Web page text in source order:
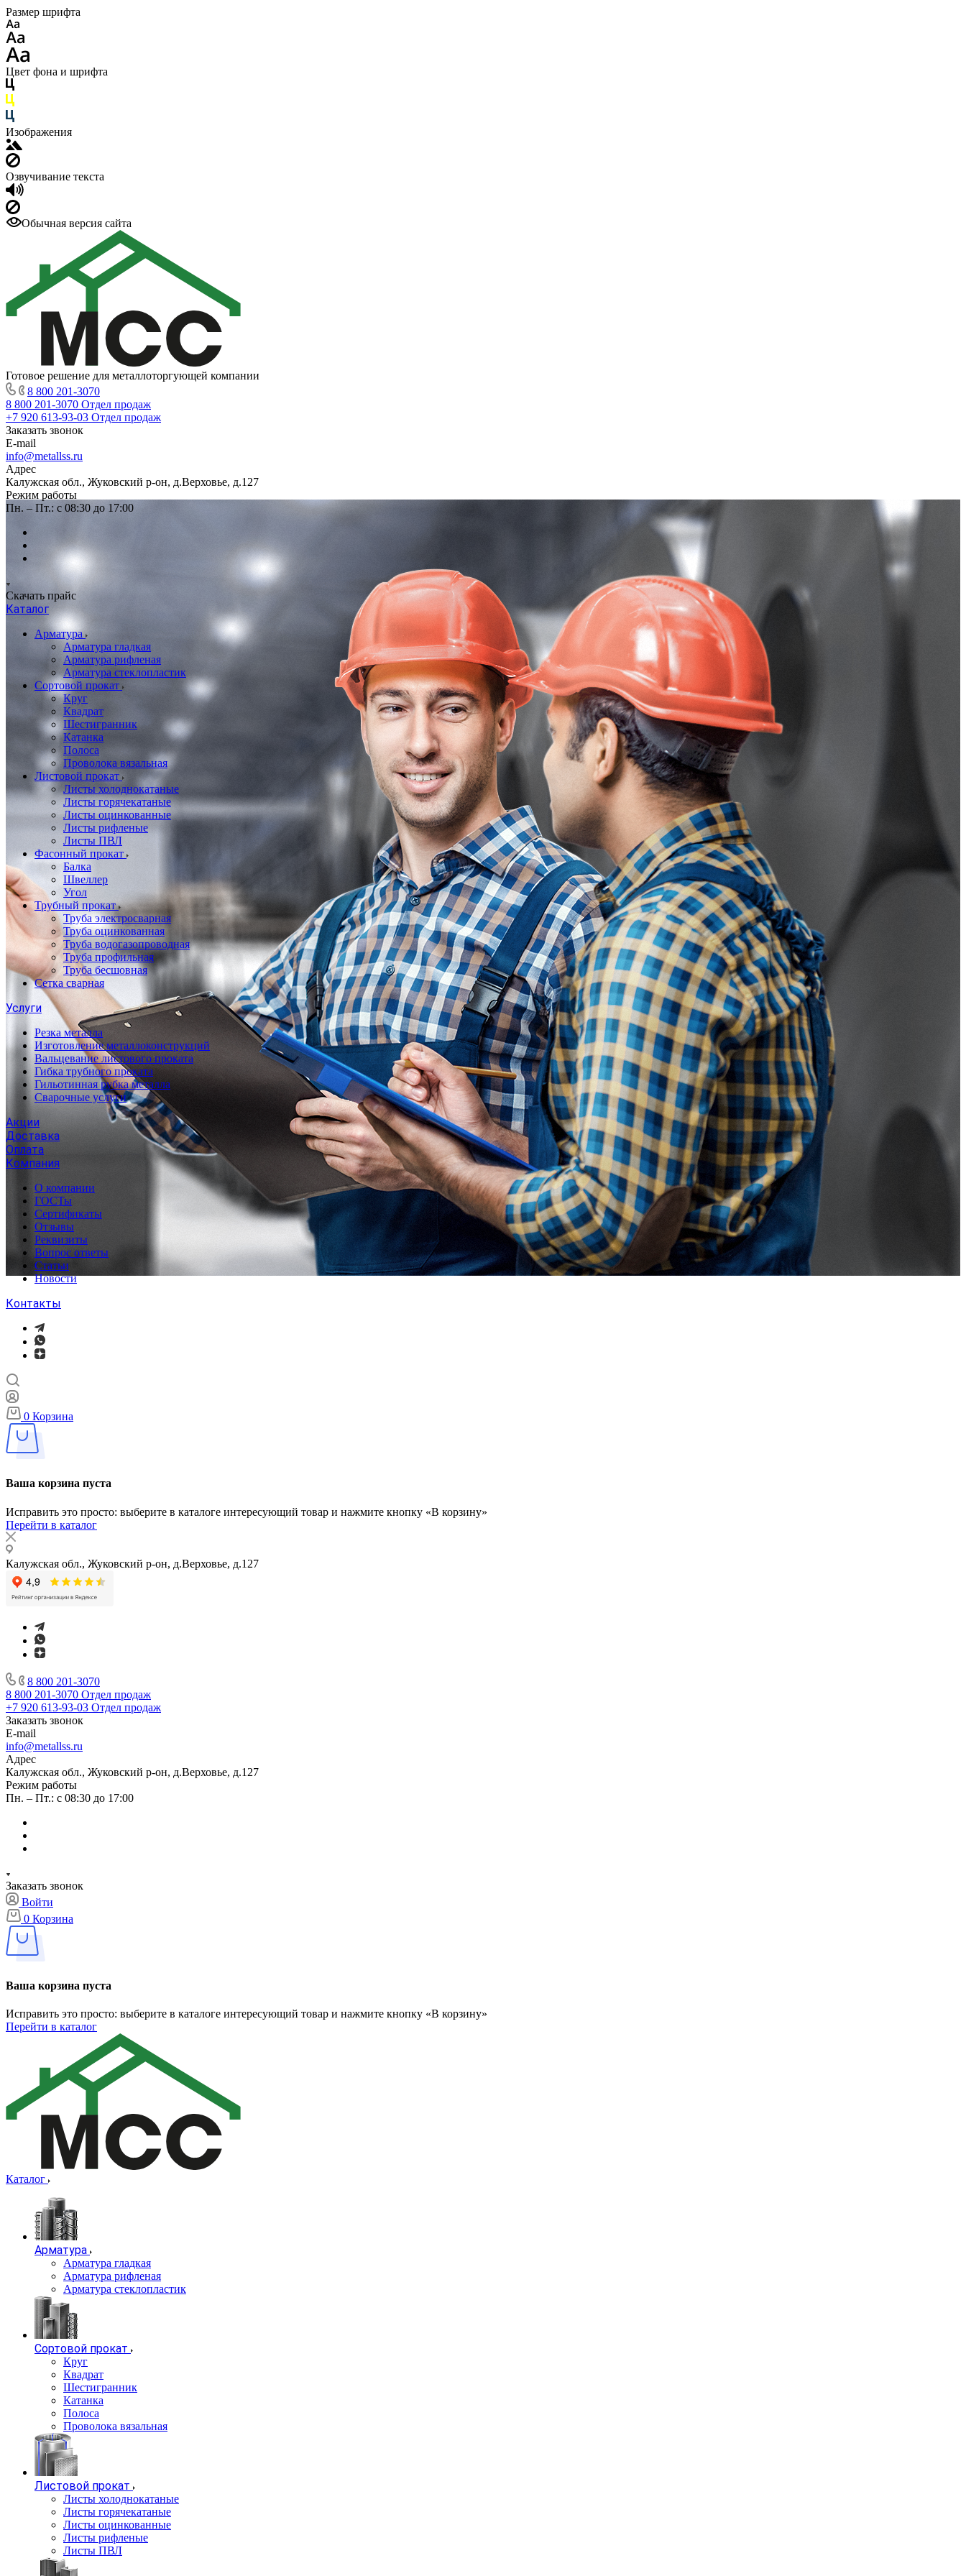
Размер шрифта
Цвет фона и шрифта
Изображения
Озвучивание текста
Обычная версия сайта
Готовое решение для металлоторгующей компании
8 800 201-3070
8 800 201-3070 Отдел продаж
+7 920 613-93-03 Отдел продаж
Заказать звонок
E-mail
info@metallss.ru
Адрес
Калужская обл., Жуковский р-он, д.Верховье, д.127
Режим работы
Пн. – Пт.: с 08:30 до 17:00
Скачать прайс
Каталог
Арматура
Арматура гладкая
Арматура рифленая
Арматура стеклопластик
Сортовой прокат
Круг
Квадрат
Шестигранник
Катанка
Полоса
Проволока вязальная
Листовой прокат
Листы холоднокатаные
Листы горячекатаные
Листы оцинкованные
Листы рифленые
Листы ПВЛ
Фасонный прокат
Балка
Швеллер
Угол
Трубный прокат
Труба электросварная
Труба оцинкованная
Труба водогазопроводная
Труба профильная
Труба бесшовная
Сетка сварная
Услуги
Резка металла
Изготовление металлоконструкций
Вальцевание листового проката
Гибка трубного проката
Гильотинная рубка металла
Сварочные услуги
Акции
Доставка
Оплата
Компания
О компании
ГОСТы
Сертификаты
Отзывы
Реквизиты
Вопрос ответы
Статьи
Новости
Контакты
0 Корзина
Ваша корзина пуста
Исправить это просто: выберите в каталоге интересующий товар и нажмите кнопку «В корзину»
Перейти в каталог
Калужская обл., Жуковский р-он, д.Верховье, д.127
8 800 201-3070
8 800 201-3070 Отдел продаж
+7 920 613-93-03 Отдел продаж
Заказать звонок
E-mail
info@metallss.ru
Адрес
Калужская обл., Жуковский р-он, д.Верховье, д.127
Режим работы
Пн. – Пт.: с 08:30 до 17:00
Заказать звонок
Войти
0 Корзина
Ваша корзина пуста
Исправить это просто: выберите в каталоге интересующий товар и нажмите кнопку «В корзину»
Перейти в каталог
Каталог
Арматура
Арматура гладкая
Арматура рифленая
Арматура стеклопластик
Сортовой прокат
Круг
Квадрат
Шестигранник
Катанка
Полоса
Проволока вязальная
Листовой прокат
Листы холоднокатаные
Листы горячекатаные
Листы оцинкованные
Листы рифленые
Листы ПВЛ